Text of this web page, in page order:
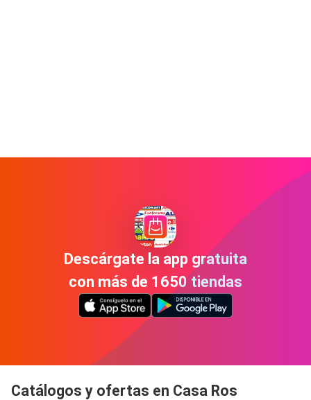
Descárgate la app gratuita
con más de 1650 tiendas
Catálogos y ofertas en Casa Ros